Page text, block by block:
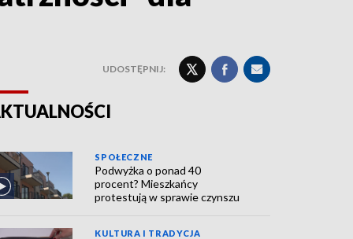
UDOSTĘPNIJ:
SPOŁECZNE
Podwyżka o ponad 40
procent? Mieszkańcy
protestują w sprawie czynszu
KULTURA I TRADYCJA